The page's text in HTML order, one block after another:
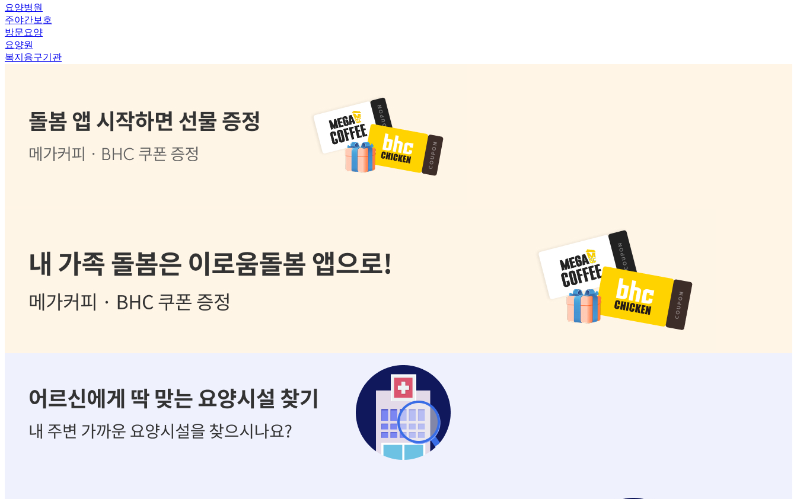
요양병원
주야간보호
방문요양
요양원
복지용구기관